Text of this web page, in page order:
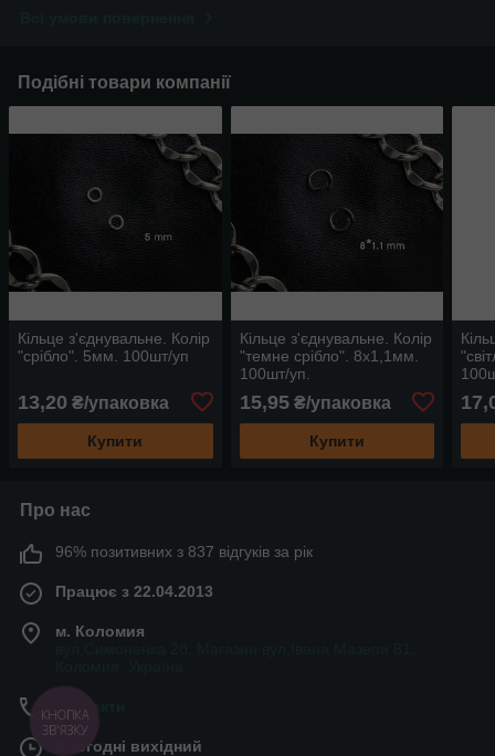
Подібні товари компанії
Кільце з'єднувальне. Колір
"срібло". 5мм. 100шт/уп
13,20 ₴/упаковка
Купити
Кільце з'єднувальне. Колір
"темне срібло". 8х1,1мм.
100шт/уп.
15,95₴/упаковка
Купити
Про нас
96% позитивних з 837 відгуків за рік
Працює з 22.04.2013
м. Коломия
Контакти
Сьогодні вихідний
КНОПКА
ЗВ'ЯЗКУ